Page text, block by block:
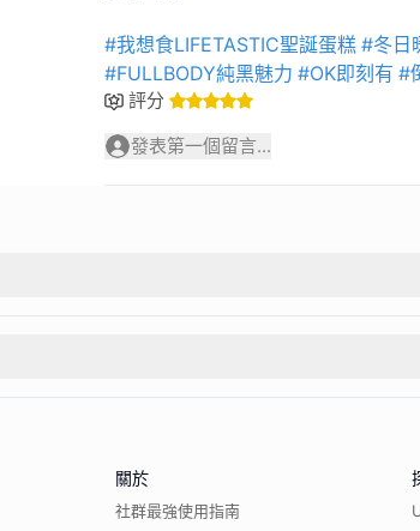
#我想食LIFETASTIC聖誕蛋糕 #冬日
#FULLBODY純黑魅力 #OK即刻有 #
評分
發表第一個留言...
關於
社群最強使用指南